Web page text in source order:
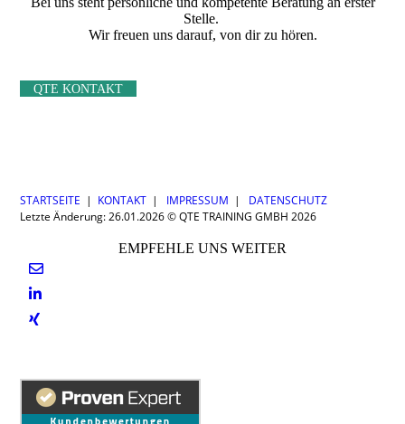
Stelle.
Wir freuen uns darauf, von dir zu hören.
QTE KONTAKT
STARTSEITE | KONTAKT | IMPRESSUM | DATENSCHUTZ
Letzte Änderung: 26.01.2026 © QTE TRAINING GMBH 2026
EMPFEHLE UNS WEITER